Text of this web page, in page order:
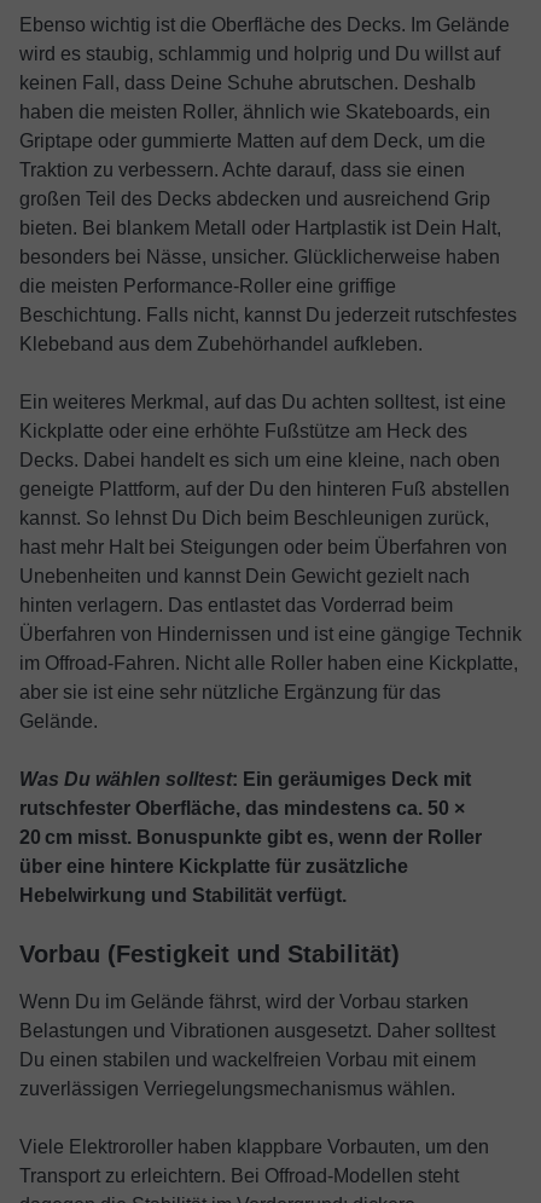
Ebenso wichtig ist die Oberfläche des Decks. Im Gelände
wird es staubig, schlammig und holprig und Du willst auf
keinen Fall, dass Deine Schuhe abrutschen. Deshalb
haben die meisten Roller, ähnlich wie Skateboards, ein
Griptape oder gummierte Matten auf dem Deck, um die
Traktion zu verbessern. Achte darauf, dass sie einen
großen Teil des Decks abdecken und ausreichend Grip
bieten. Bei blankem Metall oder Hartplastik ist Dein Halt,
besonders bei Nässe, unsicher. Glücklicherweise haben
die meisten Performance-Roller eine griffige
Beschichtung. Falls nicht, kannst Du jederzeit rutschfestes
Klebeband aus dem Zubehörhandel aufkleben.
Ein weiteres Merkmal, auf das Du achten solltest, ist eine
Kickplatte oder eine erhöhte Fußstütze am Heck des
Decks. Dabei handelt es sich um eine kleine, nach oben
geneigte Plattform, auf der Du den hinteren Fuß abstellen
kannst. So lehnst Du Dich beim Beschleunigen zurück,
hast mehr Halt bei Steigungen oder beim Überfahren von
Unebenheiten und kannst Dein Gewicht gezielt nach
hinten verlagern. Das entlastet das Vorderrad beim
Überfahren von Hindernissen und ist eine gängige Technik
im Offroad-Fahren. Nicht alle Roller haben eine Kickplatte,
aber sie ist eine sehr nützliche Ergänzung für das
Gelände.
Was Du wählen solltest: Ein geräumiges Deck mit
rutschfester Oberfläche, das mindestens ca. 50 ×
20 cm misst. Bonuspunkte gibt es, wenn der Roller
über eine hintere Kickplatte für zusätzliche
Hebelwirkung und Stabilität verfügt.
Vorbau (Festigkeit und Stabilität)
Wenn Du im Gelände fährst, wird der Vorbau starken
Belastungen und Vibrationen ausgesetzt. Daher solltest
Du einen stabilen und wackelfreien Vorbau mit einem
zuverlässigen Verriegelungsmechanismus wählen.
Viele Elektroroller haben klappbare Vorbauten, um den
Transport zu erleichtern. Bei Offroad-Modellen steht